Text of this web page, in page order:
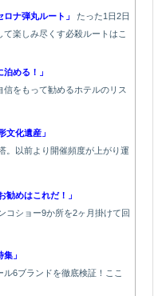
ロナ弾丸ルート」 たった1 日2日
楽しみ尽くす必殺ルートはこ
める！」
をもって勧めるホテルのリス
文化遺産」
。以前より開催頻度が上がり運
勧めはこれだ！」
コショー9か所を2ヶ月掛けて回
」
6ブランドを徹底検証！ここ